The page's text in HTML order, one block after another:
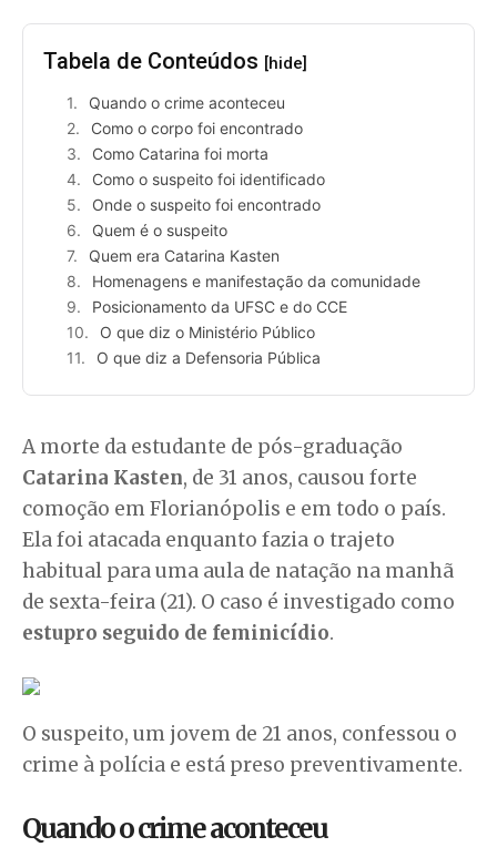
Tabela de Conteúdos [hide]
Quando o crime aconteceu
Como o corpo foi encontrado
Como Catarina foi morta
Como o suspeito foi identificado
Onde o suspeito foi encontrado
Quem é o suspeito
Quem era Catarina Kasten
Homenagens e manifestação da comunidade
Posicionamento da UFSC e do CCE
O que diz o Ministério Público
O que diz a Defensoria Pública
A morte da estudante de pós-graduação
Catarina Kasten, de 31 anos, causou forte
comoção em Florianópolis e em todo o país.
Ela foi atacada enquanto fazia o trajeto
habitual para uma aula de natação na manhã
de sexta-feira (21). O caso é investigado como
estupro seguido de feminicídio.
O suspeito, um jovem de 21 anos, confessou o
crime à polícia e está preso preventivamente.
Quando o crime aconteceu